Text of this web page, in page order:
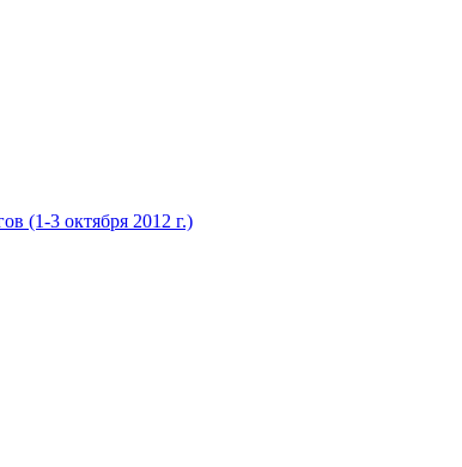
(1-3 октября 2012 г.)